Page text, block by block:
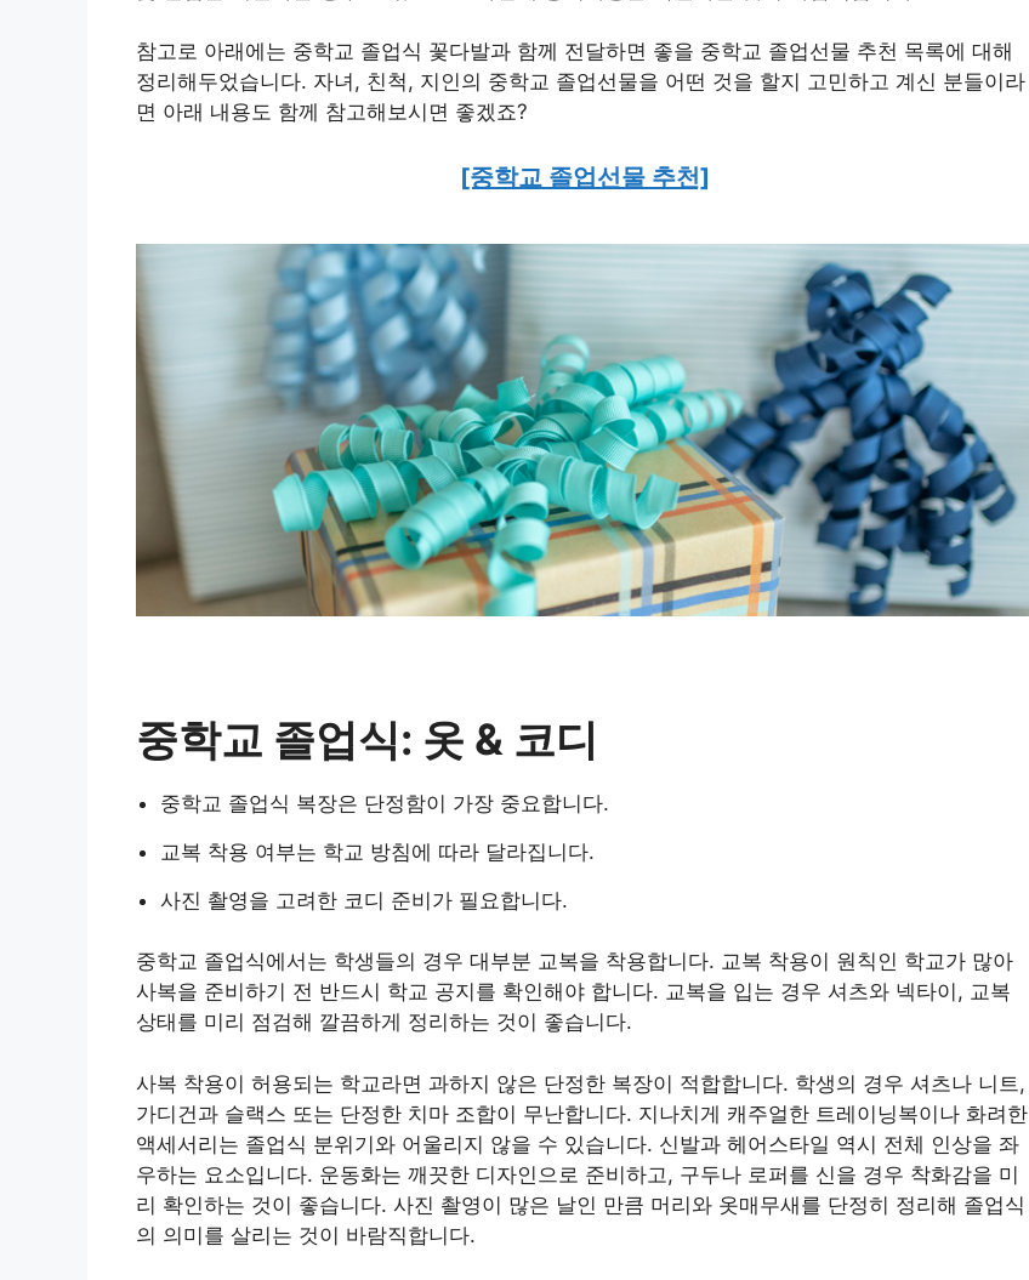
참고로 아래에는 중학교 졸업식 꽃다발과 함께 전달하면 좋을 중학교 졸업선물 추천 목록에 대해
정리해두었습니다. 자녀, 친척, 지인의 중학교 졸업선물을 어떤 것을 할지 고민하고 계신 분들이라
면 아래 내용도 함께 참고해보시면 좋겠죠?
[중학교 졸업선물 추천]
중학교 졸업식: 옷 & 코디
중학교 졸업식 복장은 단정함이 가장 중요합니다.
교복 착용 여부는 학교 방침에 따라 달라집니다.
사진 촬영을 고려한 코디 준비가 필요합니다.
중학교 졸업식에서는 학생들의 경우 대부분 교복을 착용합니다. 교복 착용이 원칙인 학교가 많아
사복을 준비하기 전 반드시 학교 공지를 확인해야 합니다. 교복을 입는 경우 셔츠와 넥타이, 교복
상태를 미리 점검해 깔끔하게 정리하는 것이 좋습니다.
사복 착용이 허용되는 학교라면 과하지 않은 단정한 복장이 적합합니다. 학생의 경우 셔츠나 니트,
가디건과 슬랙스 또는 단정한 치마 조합이 무난합니다. 지나치게 캐주얼한 트레이닝복이나 화려한
액세서리는 졸업식 분위기와 어울리지 않을 수 있습니다. 신발과 헤어스타일 역시 전체 인상을 좌
우하는 요소입니다. 운동화는 깨끗한 디자인으로 준비하고, 구두나 로퍼를 신을 경우 착화감을 미
리 확인하는 것이 좋습니다. 사진 촬영이 많은 날인 만큼 머리와 옷매무새를 단정히 정리해 졸업식
의 의미를 살리는 것이 바람직합니다.